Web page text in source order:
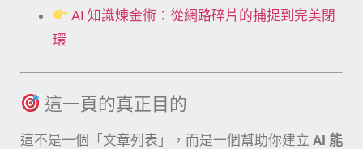
AI 知識煉金術：從網路碎片的捕捉到完美閉
環
這一頁的真正目的
這不是一個「文章列表」，而是一個幫助你建立 AI 能